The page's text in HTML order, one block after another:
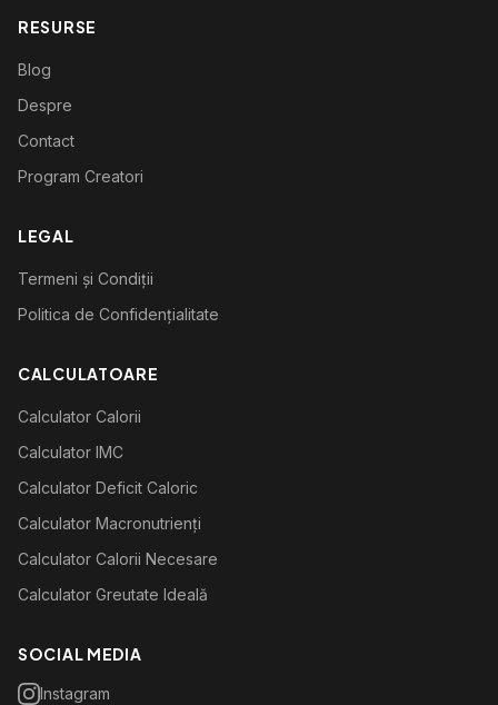
RESURSE
Blog
Despre
Contact
Program Creatori
LEGAL
Termeni și Condiții
Politica de Confidențialitate
CALCULATOARE
Calculator Calorii
Calculator IMC
Calculator Deficit Caloric
Calculator Macronutrienți
Calculator Calorii Necesare
Calculator Greutate Ideală
SOCIAL MEDIA
Instagram